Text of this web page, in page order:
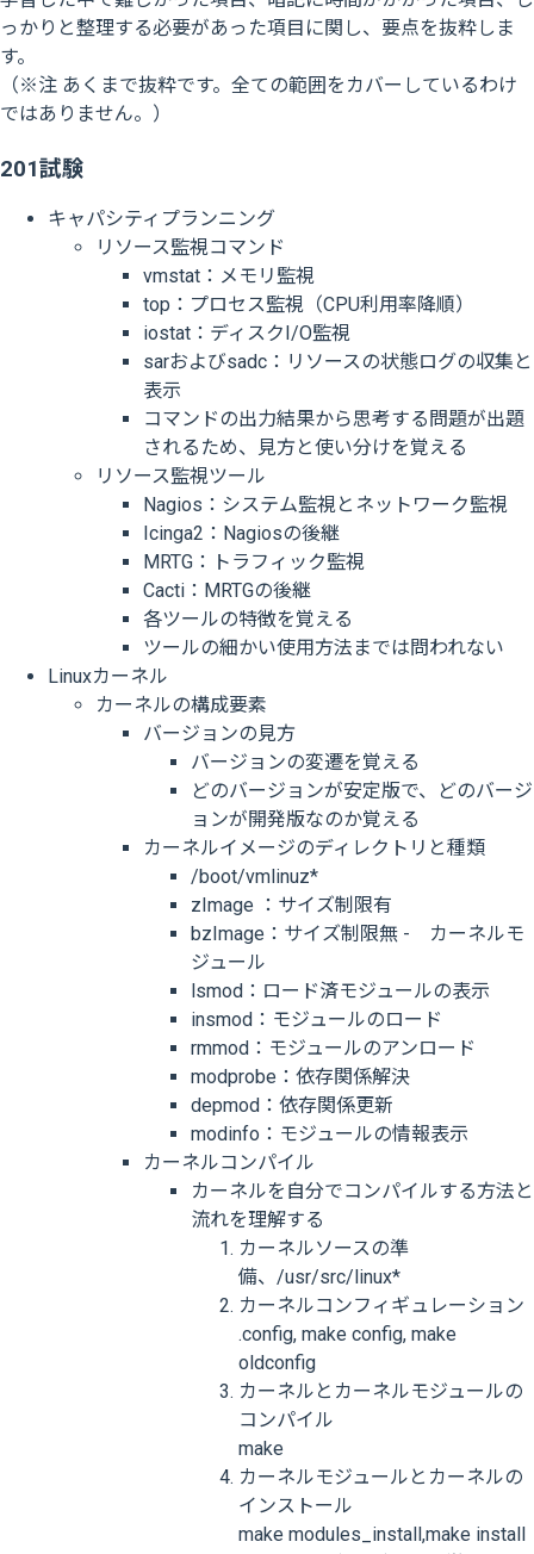
っかりと整理する必要があった項目に関し、要点を抜粋しま
す。
（※注 あくまで抜粋です。全ての範囲をカバーしているわけ
ではありません。）
201試験
キャパシティプランニング
リソース監視コマンド
vmstat：メモリ監視
top：プロセス監視（CPU利用率降順）
iostat：ディスクI/O監視
sarおよびsadc：リソースの状態ログの収集と
表示
コマンドの出力結果から思考する問題が出題
されるため、見方と使い分けを覚える
リソース監視ツール
Nagios：システム監視とネットワーク監視
Icinga2：Nagiosの後継
MRTG：トラフィック監視
Cacti：MRTGの後継
各ツールの特徴を覚える
ツールの細かい使用方法までは問われない
Linuxカーネル
カーネルの構成要素
バージョンの見方
バージョンの変遷を覚える
どのバージョンが安定版で、どのバージ
ョンが開発版なのか覚える
カーネルイメージのディレクトリと種類
/boot/vmlinuz*
zImage ：サイズ制限有
bzImage：サイズ制限無 - カーネルモ
ジュール
lsmod：ロード済モジュールの表示
insmod：モジュールのロード
rmmod：モジュールのアンロード
modprobe：依存関係解決
depmod：依存関係更新
modinfo：モジュールの情報表示
カーネルコンパイル
カーネルを自分でコンパイルする方法と
流れを理解する
カーネルソースの準
備、/usr/src/linux*
カーネルコンフィギュレーション
.config, make config, make
oldconfig
カーネルとカーネルモジュールの
コンパイル
make
カーネルモジュールとカーネルの
インストール
make modules_install,make install